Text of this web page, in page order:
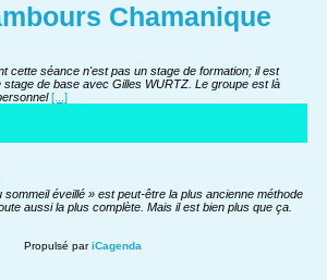
Chamanique
cette séance n'est pas un stage de formation; il est
stage de base avec Gilles WURTZ. Le groupe est là
[...]
éveillé » est peut-être la plus ancienne méthode
aussi la plus complète. Mais il est bien plus que ça.
Propulsé pariCagenda